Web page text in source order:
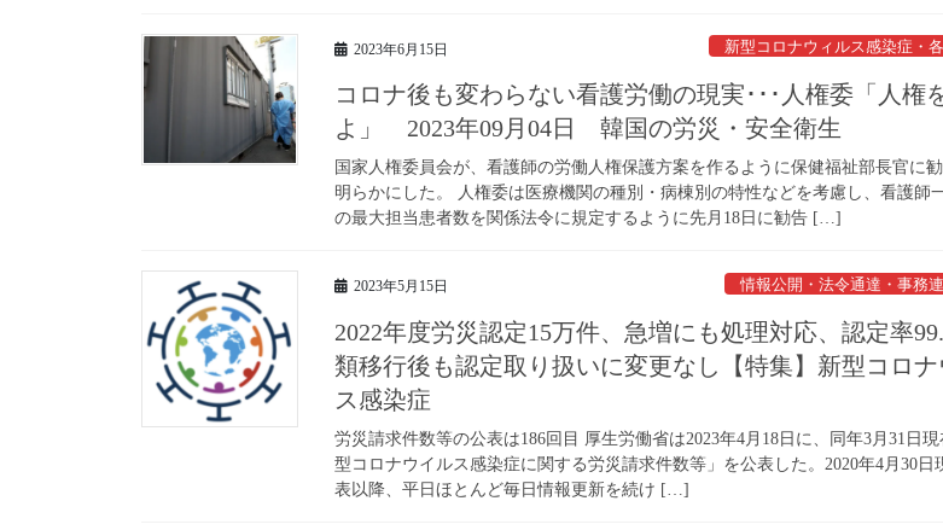
2023年6月15日 新型コロナウィルス感染症・
コロナ後も変わらない看護労働の現実･･･人権委「人権
よ」 2023年09月04日 韓国の労災・安全衛生
国家人権委員会が、看護師の労働人権保護方案を作るように保健福祉部長官に
明らかにした。 人権委は医療機関の種別・病棟別の特性などを考慮し、看護師
の最大担当患者数を関係法令に規定するように先月18日に勧告 […]
2023年5月15日 情報公開・法令通達・事務
2022年度労災認定15万件、急増にも処理対応、認定率
類移行後も認定取り扱いに変更なし【特集】新型コロ
ス感染症
労災請求件数等の公表は186回目 厚生労働省は2023年4月18日に、同年3月31日
型コロナウイルス感染症に関する労災請求件数等」を公表した。2020年4月30日
表以降、平日ほとんど毎日情報更新を続け […]